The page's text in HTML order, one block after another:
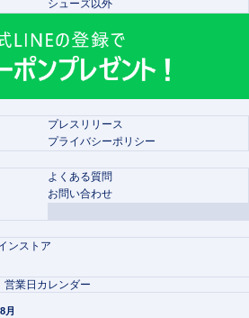
シューズ以外
プレスリリース
プライバシーポリシー
よくある質問
お問い合わせ
ンストア
営業日カレンダー
月